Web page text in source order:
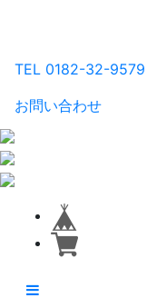
TEL 0182-32-9579
お問い合わせ